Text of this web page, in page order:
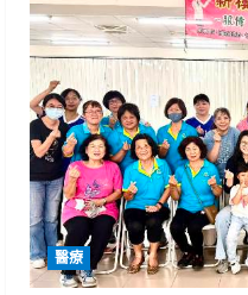
e
R
e
a
d 醫療